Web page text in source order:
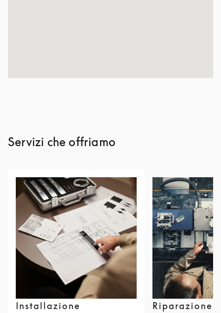
Servizi che offriamo
Installazione
Riparazione